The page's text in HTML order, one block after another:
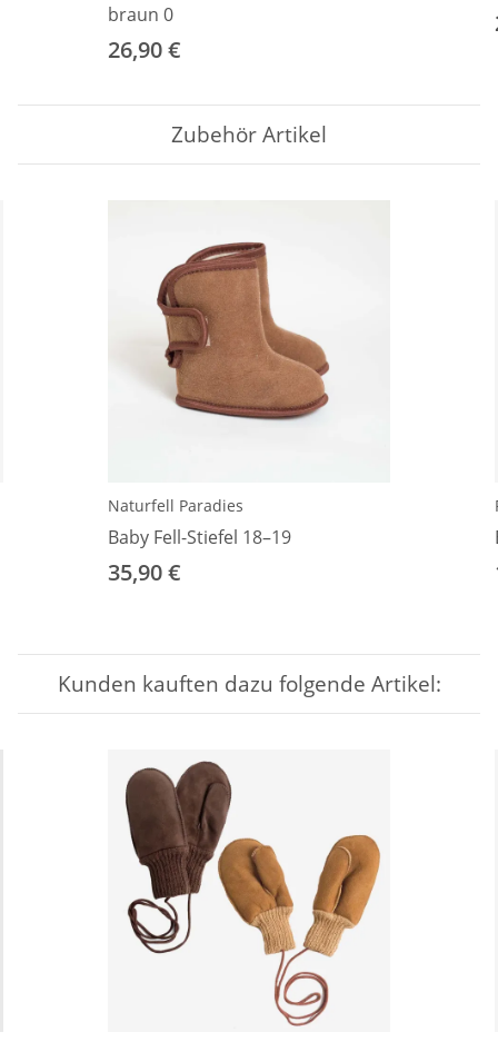
braun 0
26,90 €
Zubehör Artikel
Naturfell Paradies
Baby Fell-Stiefel 18–19
35,90 €
Kunden kauften dazu folgende Artikel: